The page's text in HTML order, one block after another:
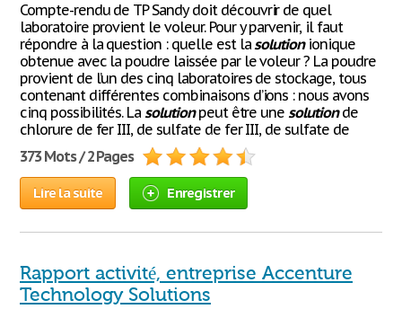
Compte-rendu de TP Sandy doit découvrir de quel
laboratoire provient le voleur. Pour y parvenir, il faut
répondre à la question : quelle est lasolutionionique
obtenue avec la poudre laissée par le voleur ? La poudre
provient de l’un des cinq laboratoires de stockage, tous
contenant différentes combinaisons d’ions : nous avons
cinq possibilités. Lasolutionpeut être unesolutionde
chlorure de fer III, de sulfate de fer III, de sulfate de
373 Mots / 2 Pages
Lire la suite Enregistrer
Rapport activité, entreprise Accenture
Technology Solutions